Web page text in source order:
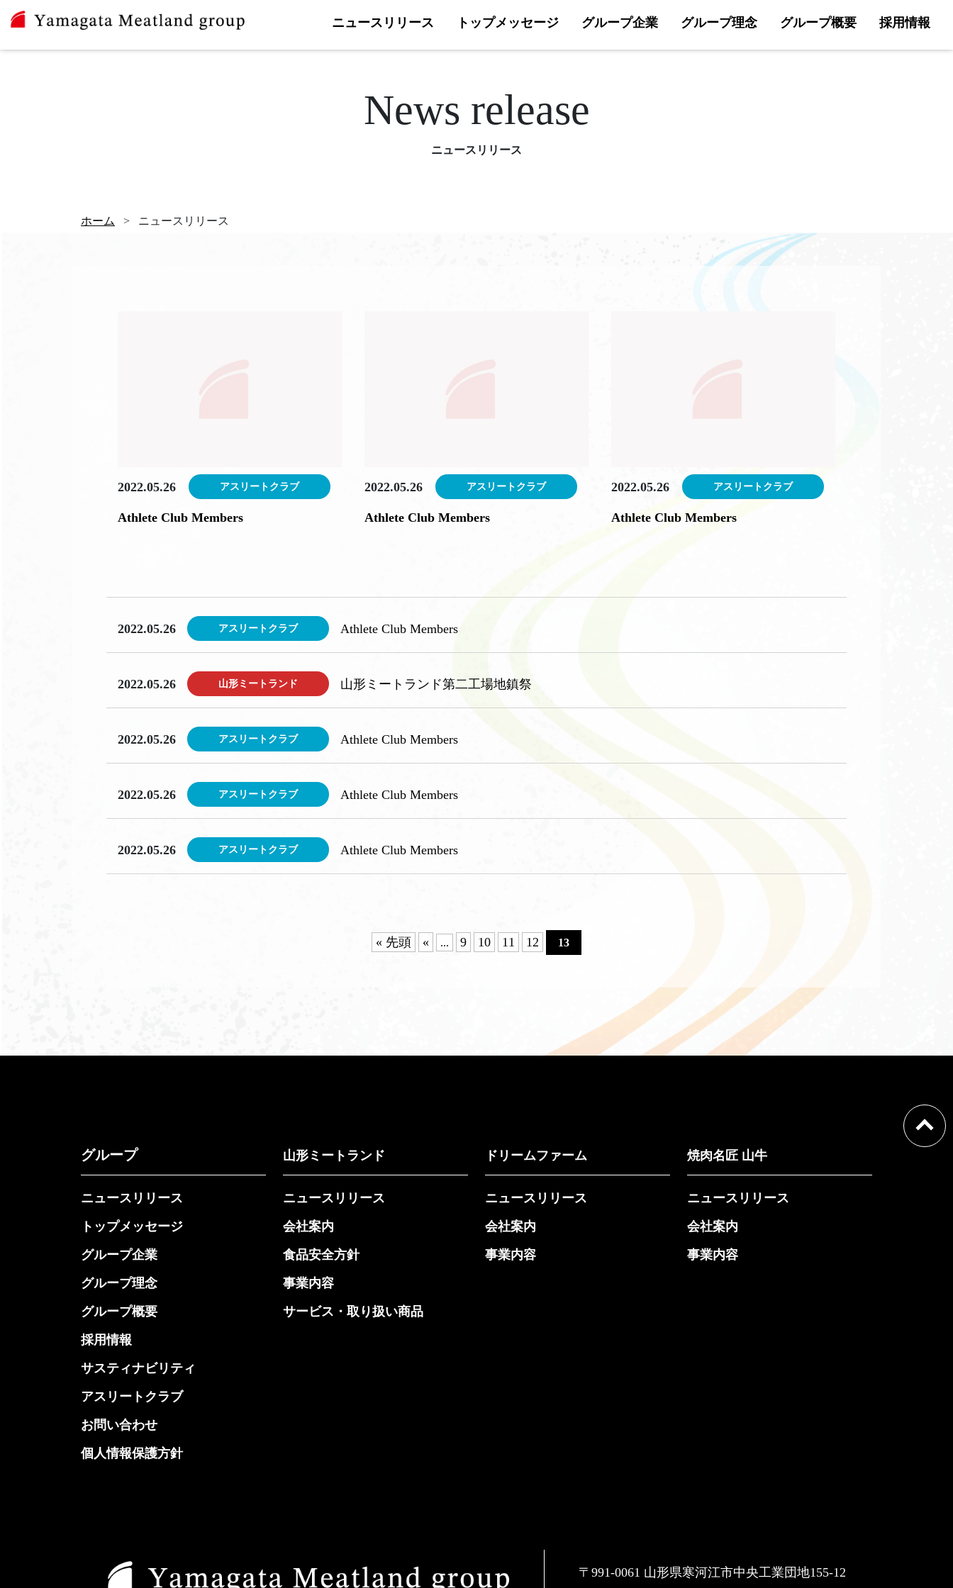
ニュースリリース トップメッセージ グループ企業 グループ理念 グループ概要 採用情報
News release
ニュースリリース
ホーム > ニュースリリース
2022.05.26 アスリートクラブ
Athlete Club Members
2022.05.26 アスリートクラブ
Athlete Club Members
2022.05.26 アスリートクラブ
Athlete Club Members
2022.05.26 アスリートクラブ Athlete Club Members
2022.05.26 山形ミートランド 山形ミートランド第二工場地鎮祭
2022.05.26 アスリートクラブ Athlete Club Members
2022.05.26 アスリートクラブ Athlete Club Members
2022.05.26 アスリートクラブ Athlete Club Members
« 先頭 « ... 9 10 11 12 13
グループ
ニュースリリース
トップメッセージ
グループ企業
グループ理念
グループ概要
採用情報
サスティナビリティ
アスリートクラブ
お問い合わせ
個人情報保護方針
山形ミートランド
ニュースリリース
会社案内
食品安全方針
事業内容
サービス・取り扱い商品
ドリームファーム
ニュースリリース
会社案内
事業内容
焼肉名匠 山牛
ニュースリリース
会社案内
事業内容
〒991-0061 山形県寒河江市中央工業団地155-12